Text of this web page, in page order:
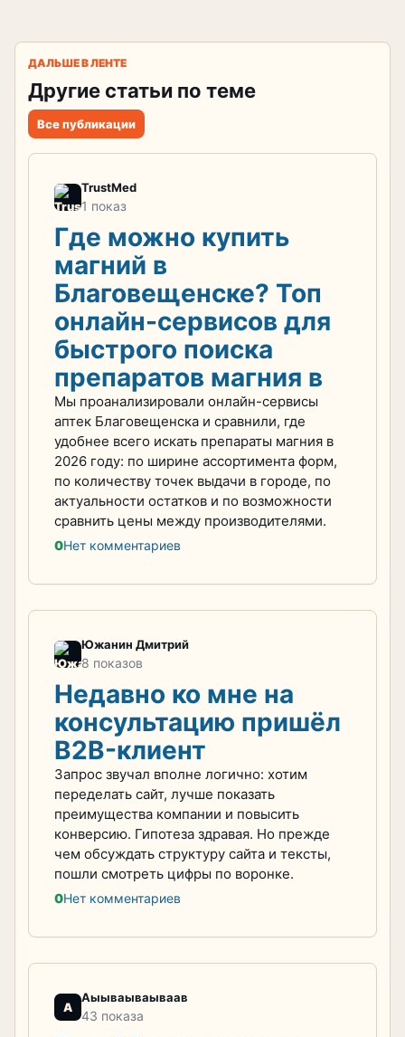
ДАЛЬШЕ В ЛЕНТЕ
Другие статьи по теме
Все публикации
TrustMed
1 показ
Где можно купить
магний в
Благовещенске? Топ
онлайн-сервисов для
быстрого поиска
препаратов магния в
Мы проанализировали онлайн-сервисы
аптек Благовещенска и сравнили, где
удобнее всего искать препараты магния в
2026 году: по ширине ассортимента форм,
по количеству точек выдачи в городе, по
актуальности остатков и по возможности
сравнить цены между производителями.
0Нет комментариев
Южанин Дмитрий
8 показов
Недавно ко мне на
консультацию пришёл
B2B-клиент
Запрос звучал вполне логично: хотим
переделать сайт, лучше показать
преимущества компании и повысить
конверсию. Гипотеза здравая. Но прежде
чем обсуждать структуру сайта и тексты,
пошли смотреть цифры по воронке.
0Нет комментариев
А
Аыываываываав
43 показа